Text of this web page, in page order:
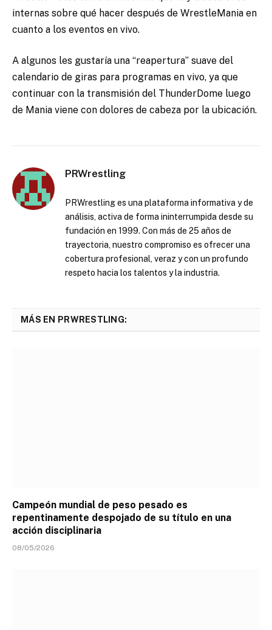
internas sobre qué hacer después de WrestleMania en
cuanto a los eventos en vivo.
A algunos les gustaría una “reapertura” suave del
calendario de giras para programas en vivo, ya que
continuar con la transmisión del ThunderDome luego
de Mania viene con dolores de cabeza por la ubicación.
PRWrestling
PRWrestling es una plataforma informativa y de
análisis, activa de forma ininterrumpida desde su
fundación en 1999. Con más de 25 años de
trayectoria, nuestro compromiso es ofrecer una
cobertura profesional, veraz y con un profundo
respeto hacia los talentos y la industria.
MÁS EN PRWRESTLING:
Campeón mundial de peso pesado es
repentinamente despojado de su título en una
acción disciplinaria
08/05/2026